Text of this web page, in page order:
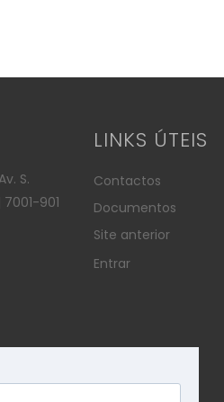
S.
901
LINKS ÚTEIS
Contactos
Documentos
Site anterior
Entrar